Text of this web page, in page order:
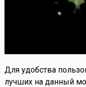
Для удобства
лучших на данный